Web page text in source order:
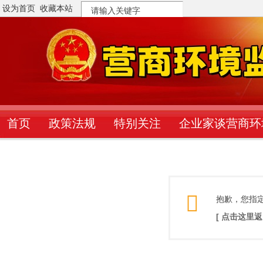
设为首页 收藏本站
搜
索
首页 政策法规 特别关注 企业家谈营商
抱歉，您指
[ 点击这里